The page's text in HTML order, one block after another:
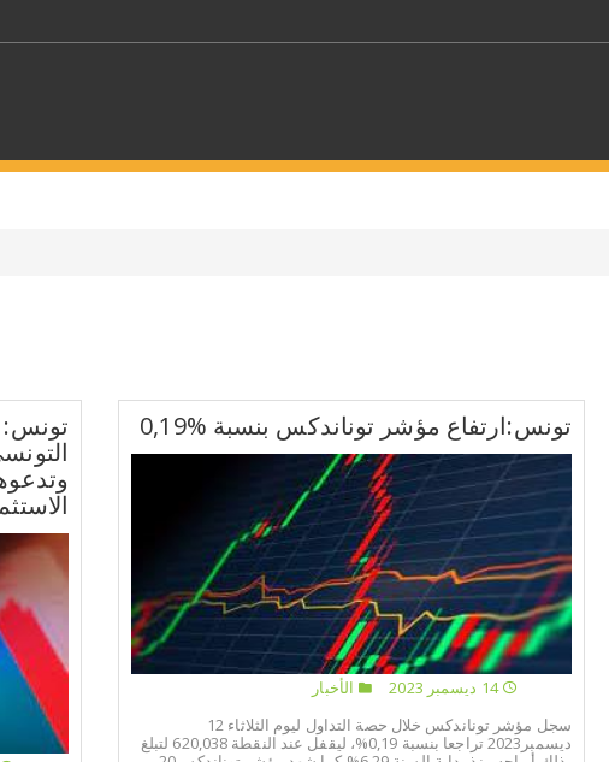
تونس:
تونس:ارتفاع مؤشر توناندكس بنسبة %0,19
14 ديسمبر 2023
الأخبار
سجل مؤشر توناندكس خلال حصة التداول ليوم الثلاثاء 12
ديسمبر2023 تراجعا بنسبة 0,19%، ليقفل عند النقطة 620,038 لتبلغ